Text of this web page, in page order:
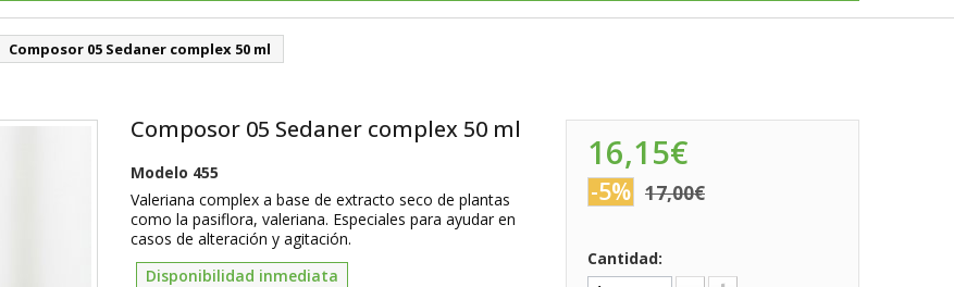
Composor 05 Sedaner complex 50 ml
Composor 05 Sedaner complex 50 ml
Modelo 455
Valeriana complex a base de extracto seco de plantas
como la pasiflora, valeriana. Especiales para ayudar en
casos de alteración y agitación.
Disponibilidad inmediata
16,15€
-5% 17,00€
Cantidad: